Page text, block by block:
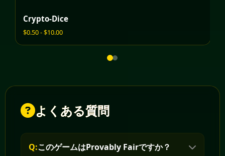
Crypto-Dice
$0.50 - $10.00
よくある質問
Q:このゲームはProvably Fairですか？